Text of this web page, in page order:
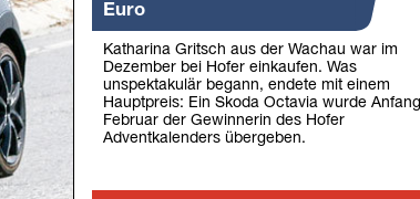
Euro
Katharina Gritsch aus der Wachau war im
Dezember bei Hofer einkaufen. Was
unspektakulär begann, endete mit einem
Hauptpreis: Ein Skoda Octavia wurde Anfang
Februar der Gewinnerin des Hofer
Adventkalenders übergeben.